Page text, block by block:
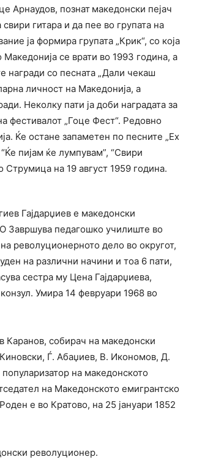
Арнаудов, познат македонски пејач
гитара и да пее во групата на
ја формира групата „Крик“, со која
се врати во 1993 година, а
награди со песната „Дали чекаш
личност на Македонија, а
Неколку пати ја доби наградата за
фестивалот „Гоце Фест“. Редовно
Ќе остане запаметен по песните „Ех
пијам ќе лумпувам”, “Свири
Струмица на 19 август 1959 година.
Гаjдарџиев е македонски
Завршува педагошко училиште во
револуционерното дело во округот,
на различни начини и тоа 6 пати,
сестра му Цена Гајдарџиева,
Умира 14 февруари 1968 во
собирач на македонски
Ѓ. Абаџиев, В. Икономов, Д.
на македонското
на Македонското емигрантско
е во Кратово, на 25 јануари 1852
револуционер.